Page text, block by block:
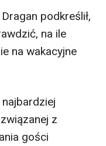
podkreślił,
na ile
na wakacyjne
z
gości